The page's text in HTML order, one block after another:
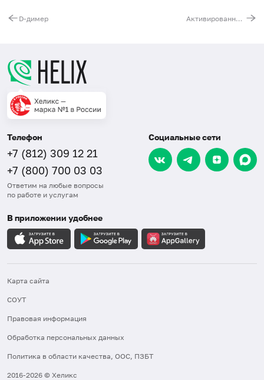
D-димер Активированное частичное тромбопластиновое время (АЧТВ)
Телефон
+7 (812) 309 12 21
+7 (800) 700 03 03
Ответим на любые вопросы
по работе и услугам
Социальные сети
В приложении удобнее
Карта сайта
СОУТ
Правовая информация
Обработка персональных данных
Политика в области качества, ООС, ПЗБТ
2016-2026 © Хеликс